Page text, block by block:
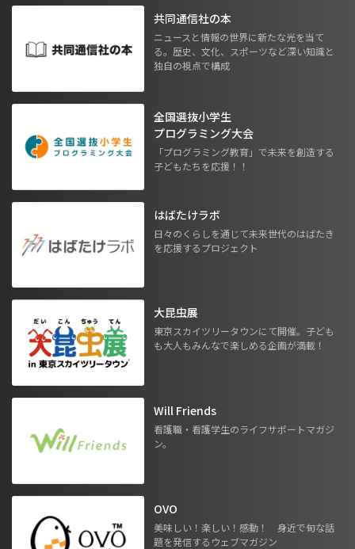
共同通信社の本
ニュースと情報の世界に新たな光を当て
る。歴史、文化、スポーツなど深い知識と
独自の視点で構成
全国選抜小学生
プログラミング大会
「プログラミング教育」で未来を創造する
子どもたちを応援！！
はばたけラボ
日々のくらしを通じて未来世代のはばたき
を応援するプロジェクト
大昆虫展
東京スカイツリータウンにて開催。子ども
も大人もみんなで楽しめる企画が満載！
Will Friends
看護職・看護学生のライフサポートマガジ
ン。
OVO
美味しい！楽しい！感動！ 身近で旬な話
題を発信するウェブマガジン